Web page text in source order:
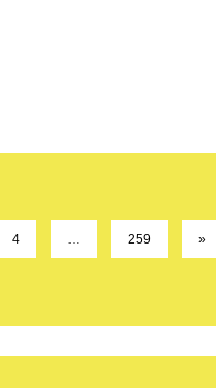
4 … 259 »